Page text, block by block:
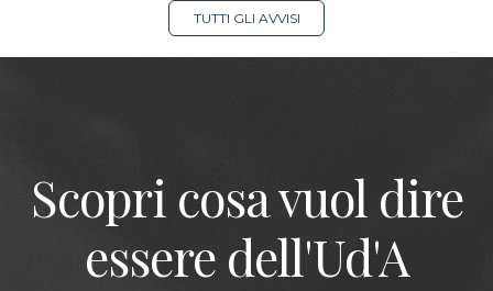
TUTTI GLI AVVISI
Scopri cosa vuol dire
essere dell'Ud'A